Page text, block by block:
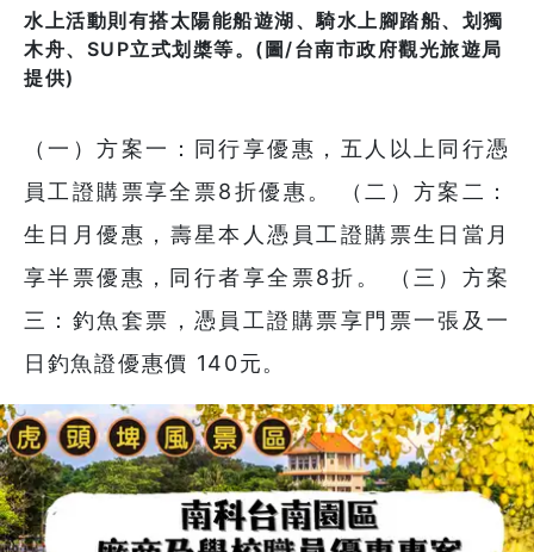
水上活動則有搭太陽能船遊湖、騎水上腳踏船、划獨
木舟、SUP立式划槳等。(圖/台南市政府觀光旅遊局
提供)
（一）方案一：同行享優惠，五人以上同行憑
員工證購票享全票8折優惠。 （二）方案二：
生日月優惠，壽星本人憑員工證購票生日當月
享半票優惠，同行者享全票8折。 （三）方案
三：釣魚套票，憑員工證購票享門票一張及一
日釣魚證優惠價 140元。